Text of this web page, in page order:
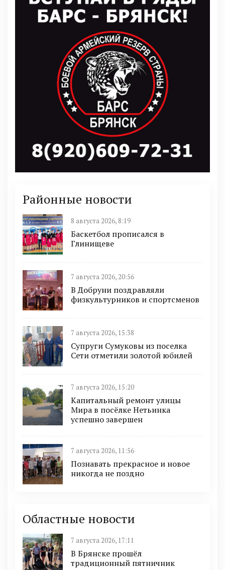
Районные новости
8 августа 2026, 8:19
Баскетбол прописался в
Глинищеве
7 августа 2026, 20:56
В Добруни поздравляли
физкультурников и спортсменов
7 августа 2026, 15:38
Супруги Сумуковы из поселка
Сети отметили золотой юбилей
7 августа 2026, 15:20
Капитальный ремонт улицы
Мира в посёлке Нетьинка
успешно завершен
7 августа 2026, 11:56
Познавать прекрасное и новое
никогда не поздно
Областные новости
7 августа 2026, 17:11
В Брянске прошёл
традиционный пятничник